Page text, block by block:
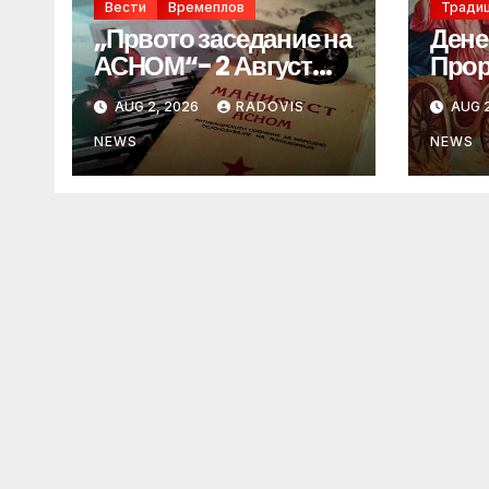
Вести Времеплов
„Првото заседание на
АСНОМ“- 2 Август
1944 год.
AUG 2, 2026 RADOVIS
NEWS
AUG
NEWS